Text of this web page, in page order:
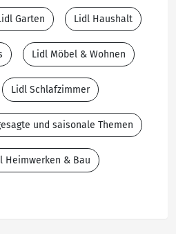
Garten Lidl Haushalt
Lidl Möbel & Wohnen
Lidl Schlafzimmer
und saisonale Themen
Heimwerken & Bau